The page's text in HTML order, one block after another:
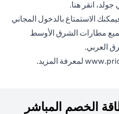
جولد، انقر هنا.
الاستمتاع بالدخول المجاني
مطارات الشرق الأوسط
العربي.
لمعرفة المزيد.
الخصم المباشر